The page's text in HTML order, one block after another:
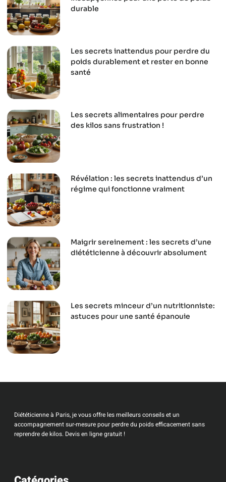
durable
Les secrets inattendus pour perdre du
poids durablement et rester en bonne
santé
Les secrets alimentaires pour perdre
des kilos sans frustration !
Révélation : les secrets inattendus d’un
régime qui fonctionne vraiment
Maigrir sereinement : les secrets d’une
diététicienne à découvrir absolument
Les secrets minceur d’un nutritionniste:
astuces pour une santé épanouie
Diététicienne à Paris, je vous offre les meilleurs conseils et un
accompagnement sur-mesure pour perdre du poids efficacement sans
reprendre de kilos. Devis en ligne gratuit !